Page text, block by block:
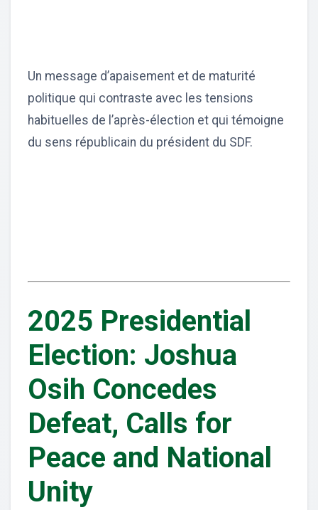
Un message d’apaisement et de maturité
politique qui contraste avec les tensions
habituelles de l’après-élection et qui témoigne
du sens républicain du président du SDF.
2025 Presidential
Election: Joshua
Osih Concedes
Defeat, Calls for
Peace and National
Unity